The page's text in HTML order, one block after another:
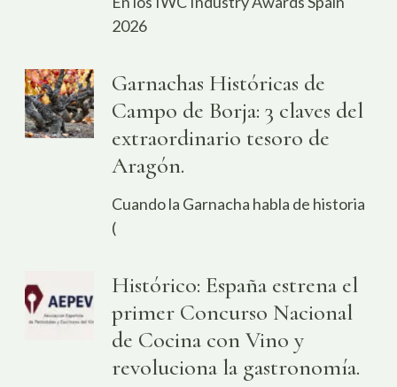
2026
Garnachas Históricas de
Campo de Borja: 3 claves del
extraordinario tesoro de
Aragón.
Cuando la Garnacha habla de historia
(
Histórico: España estrena el
primer Concurso Nacional
de Cocina con Vino y
revoluciona la gastronomía.